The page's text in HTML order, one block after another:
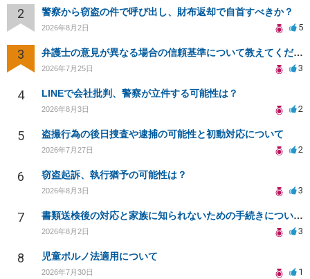
2 警察から窃盗の件で呼び出し、財布返却で自首すべきか？
2026年8月2日 5
3 弁護士の意見が異なる場合の信頼基準について教えてください
2026年7月25日 3
4 LINEで会社批判、警察が立件する可能性は？
2026年8月3日 2
5 盗撮行為の後日捜査や逮捕の可能性と初動対応について
2026年7月27日 2
6 窃盗起訴、執行猶予の可能性は？
2026年8月3日 3
7 書類送検後の対応と家族に知られないための手続きについて相談
2026年8月2日 3
8 児童ポルノ法適用について
2026年7月30日 1